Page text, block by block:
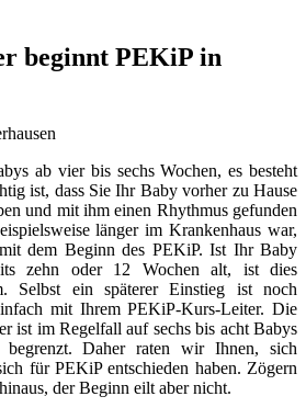
beginnt PEKiP in
ab vier bis sechs Wochen, es besteht
ist, dass Sie Ihr Baby vorher zu Hause
und mit ihm einen Rhythmus gefunden
länger im Krankenhaus war,
dem Beginn des PEKiP. Ist Ihr Baby
zehn oder 12 Wochen alt, ist dies
Selbst ein späterer Einstieg ist noch
mit Ihrem PEKiP-Kurs-Leiter. Die
ist im Regelfall auf sechs bis acht Babys
Daher raten wir Ihnen, sich
für PEKiP entschieden haben. Zögern
der Beginn eilt aber nicht.